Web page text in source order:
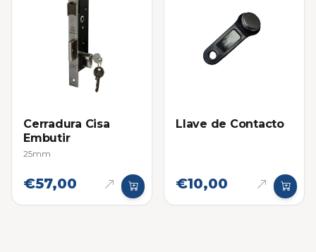
Cerradura Cisa
Embutir
25mm
€57,00
Llave de Contacto
€10,00